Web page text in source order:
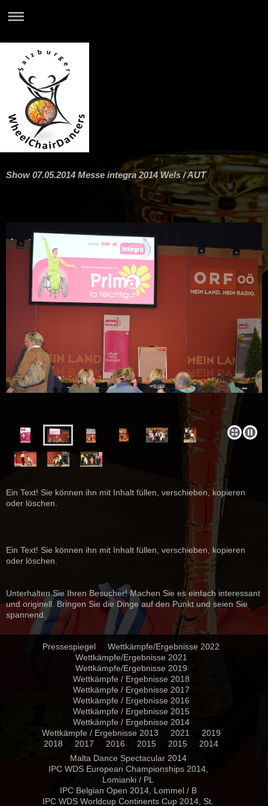
Show 07.05.2014 Messe integra 2014 Wels / AUT
Ein Text! Sie können ihn mit Inhalt füllen, verschieben, kopieren
oder löschen.
Ein Text! Sie können ihn mit Inhalt füllen, verschieben, kopieren
oder löschen.
Unterhalten Sie Ihren Besucher! Machen Sie es einfach interessant
und originell. Bringen Sie die Dinge auf den Punkt und seien Sie
spannend.
Pressespiegel
Wettkämpfe/Ergebnisse 2022
Wettkämpfe/Ergebnisse 2021
Wettkämpfe/Ergebnisse 2019
Wettkämpfe / Ergebnisse 2018
Wettkämpfe / Ergebnisse 2017
Wettkämpfe / Ergebnisse 2016
Wettkämpfe / Ergebnisse 2015
Wettkämpfe / Ergebnisse 2014
Wettkämpfe / Ergebnisse 2013
2021
2019
2018
2017 2016 2015 2015
2014
Malta Dance Spectacular 2014
IPC WDS European Championships 2014,
Lomianki / PL
IPC Belgian Open 2014, Lommel / B
IPC WDS Worldcup Continents Cup 2014, St.